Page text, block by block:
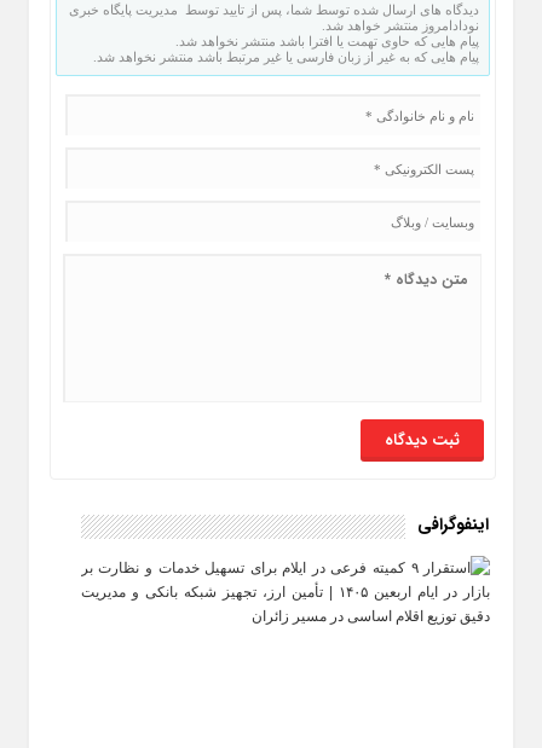
دیدگاه های ارسال شده توسط شما، پس از تایید توسط مدیریت پایگاه خبری
نودادامروز منتشر خواهد شد.
پیام هایی که حاوی تهمت یا افترا باشد منتشر نخواهد شد.
پیام هایی که به غیر از زبان فارسی یا غیر مرتبط باشد منتشر نخواهد شد.
اینفوگرافی